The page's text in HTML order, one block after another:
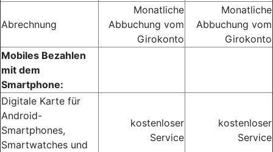
Abrechnung
Monatliche
Abbuchung vom
Girokonto
Monatliche
Abbuchung vom
Girokonto
Mobiles Bezahlen
mit dem
Smartphone:
Digitale Karte für
Android-
Smartphones,
Smartwatches und
kostenloser
Service
kostenloser
Service